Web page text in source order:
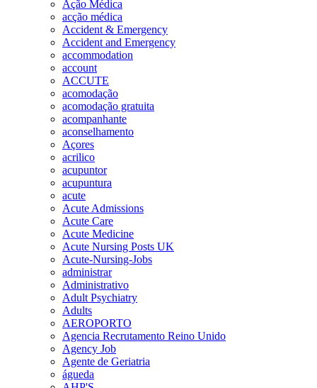
Ação Médica
acção médica
Accident & Emergency
Accident and Emergency
accommodation
account
ACCUTE
acomodação
acomodação gratuita
acompanhante
aconselhamento
Açores
acrilico
acupuntor
acupuntura
acute
Acute Admissions
Acute Care
Acute Medicine
Acute Nursing Posts UK
Acute-Nursing-Jobs
administrar
Administrativo
Adult Psychiatry
Adults
AEROPORTO
Agencia Recrutamento Reino Unido
Agency Job
Agente de Geriatria
águeda